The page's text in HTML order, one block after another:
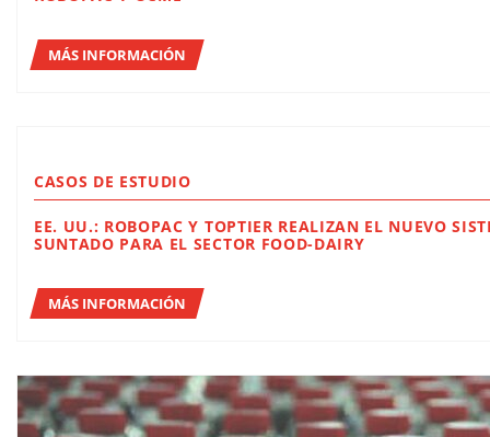
MÁS INFORMACIÓN
CASOS DE ESTUDIO
EE. UU.: ROBOPAC Y TOPTIER REALIZAN EL NUEVO
SUNTADO PARA EL SECTOR FOOD-DAIRY
MÁS INFORMACIÓN